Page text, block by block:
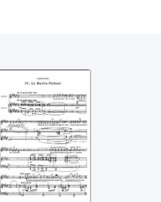
Le Martin-Pêcheur
((Maurice Ravel))